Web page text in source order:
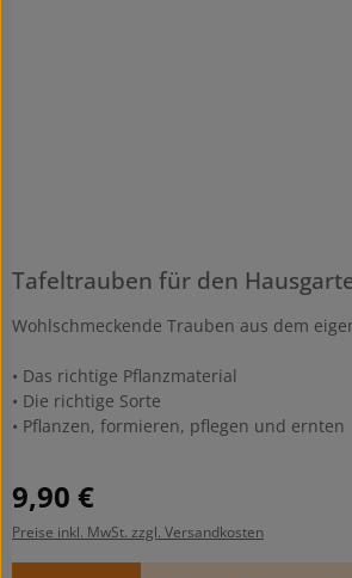
Tafeltrauben für den
Wohlschmeckende Trauben aus dem
• Das richtige Pflanzmaterial
• Die richtige Sorte
• Pflanzen, formieren, pflegen und ernten
Regulärer Preis:
9,90 €
Preise inkl. MwSt. zzgl. Versandkosten